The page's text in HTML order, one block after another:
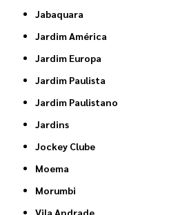
Jabaquara
Jardim América
Jardim Europa
Jardim Paulista
Jardim Paulistano
Jardins
Jockey Clube
Moema
Morumbi